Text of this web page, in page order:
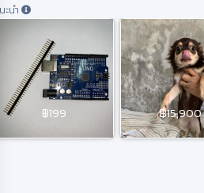
ะนำ
฿199 ฿15,900